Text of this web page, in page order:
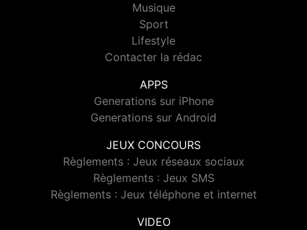
Musique
Sport
Lifestyle
Contacter la rédac
APPS
Generations sur iPhone
Generations sur Android
JEUX CONCOURS
Règlements : Jeux réseaux sociaux
Règlements : Jeux SMS
Règlements : Jeux téléphone et internet
VIDEO